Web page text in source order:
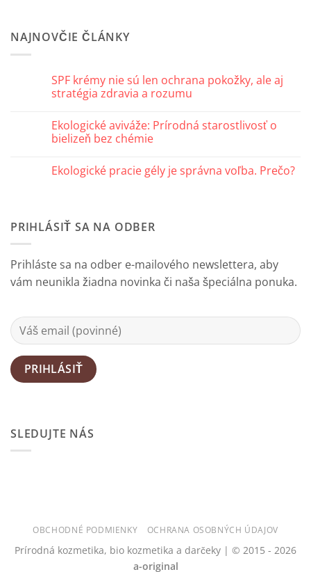
NAJNOVČIE ČLÁNKY
SPF krémy nie sú len ochrana pokožky, ale aj
stratégia zdravia a rozumu
na
SPF
krémy
len
zdravia
a
Ekologické aviváže: Prírodná starostlivosť o
bielizeň bez chémie
na
Ekologické
bielizeň
bez
Ekologické pracie gély je správna voľba. Prečo?
pracie
gély
Prečo?
PRIHLÁSIŤ SA NA ODBER
Prihláste sa na odber e-mailového newslettera, aby
vám neunikla žiadna novinka či naša špeciálna ponuka.
SLEDUJTE NÁS
OBCHODNÉ PODMIENKY OCHRANA OSOBNÝCH ÚDAJOV
Prírodná kozmetika, bio kozmetika a darčeky | © 2015 - 2026
a-original